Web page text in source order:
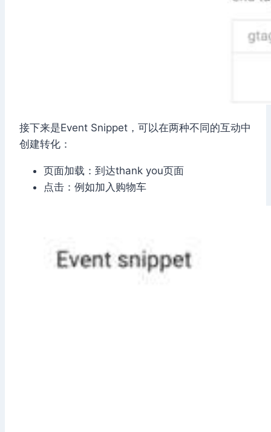
接下来是Event Snippet，可以在两种不同的互动中
创建转化：
页面加载：到达thank you页面
点击：例如加入购物车